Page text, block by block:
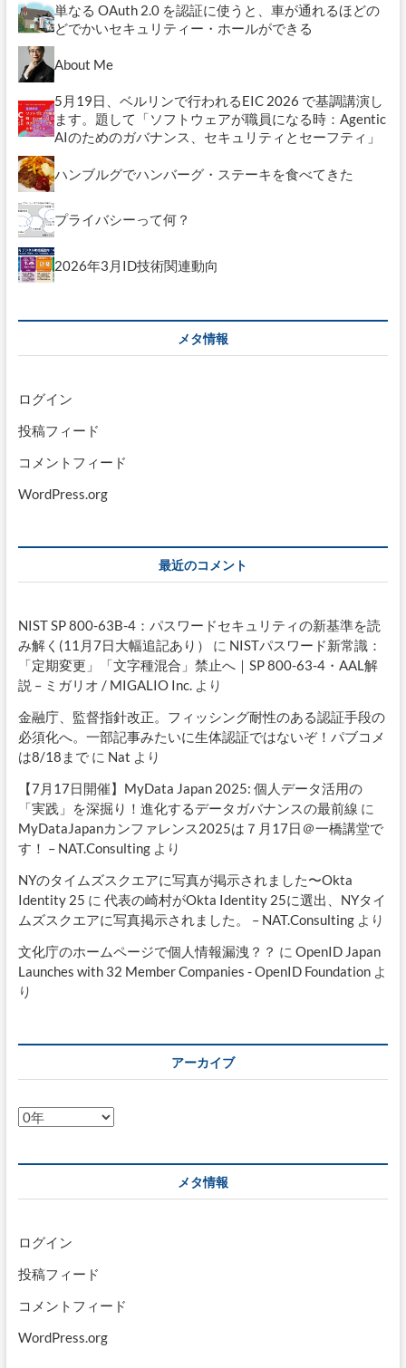
単なる OAuth 2.0 を認証に使うと、車が通れるほどの
どでかいセキュリティー・ホールができる
About Me
5月19日、ベルリンで行われるEIC 2026 で基調講演し
ます。題して「ソフトウェアが職員になる時：Agentic
AIのためのガバナンス、セキュリティとセーフティ」
ハンブルグでハンバーグ・ステーキを食べてきた
プライバシーって何？
2026年3月ID技術関連動向
メタ情報
ログイン
投稿フィード
コメントフィード
WordPress.org
最近のコメント
NIST SP 800-63B-4：パスワードセキュリティの新基準を読
み解く(11月7日大幅追記あり）
に NISTパスワード新常識：
「定期変更」「文字種混合」禁止へ｜SP 800-63-4・AAL解
説 – ミガリオ / MIGALIO Inc.
より
金融庁、監督指針改正。フィッシング耐性のある認証手段の
必須化へ。一部記事みたいに生体認証ではないぞ！パブコメ
は8/18までに Nat より
【7月17日開催】MyData Japan 2025: 個人データ活用の
「実践」を深掘り！進化するデータガバナンスの最前線 に
MyDataJapanカンファレンス2025は７月17日＠一橋講堂で
す！ – NAT.Consultingより
NYのタイムズスクエアに写真が掲示されました〜Okta
Identity 25 に 代表の崎村がOkta Identity 25に選出、NYタイ
ムズスクエアに写真掲示されました。 – NAT.Consultingより
文化庁のホームページで個人情報漏洩？？ に OpenID Japan
Launches with 32 Member Companies - OpenID Foundationよ
り
アーカイブ
ア
ブ
メタ情報
ログイン
投稿フィード
コメントフィード
WordPress.org